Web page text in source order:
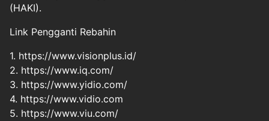
(HAKI).
Link Pengganti Rebahin
1. https://www.visionplus.id/
2. https://www.iq.com/
3. https://www.yidio.com/
4. https://www.vidio.com
5. https://www.viu.com/